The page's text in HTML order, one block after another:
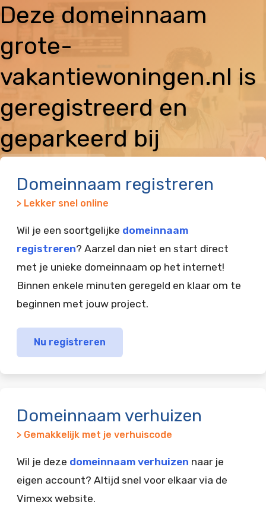
Deze domeinnaam
grote-
vakantiewoningen.nl is
geregistreerd en
geparkeerd bij
Domeinnaam registreren
> Lekker snel online
Wil je een soortgelijke domeinnaam
registreren? Aarzel dan niet en start direct
met je unieke domeinnaam op het internet!
Binnen enkele minuten geregeld en klaar om te
beginnen met jouw project.
Nu registreren
Domeinnaam verhuizen
> Gemakkelijk met je verhuiscode
Wil je deze domeinnaam verhuizen naar je
eigen account? Altijd snel voor elkaar via de
Vimexx website.